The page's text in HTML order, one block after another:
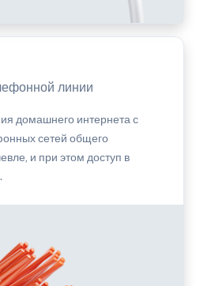
линии
домашнего интернета с
сетей общего
и при этом доступ в